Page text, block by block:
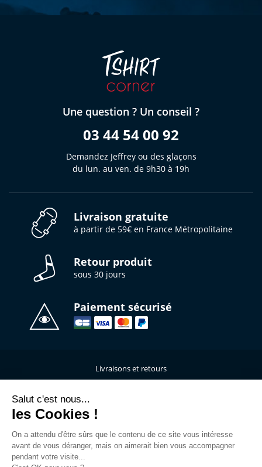
Une question ? Un conseil ?
03 44 54 00 92
Demandez Jeffrey ou des glaçons
du lun. au ven. de 9h30 à 19h
Livraison gratuite
à partir de 59€ en France Métropolitaine
Retour produit
sous 30 jours
Paiement sécurisé
Livraisons et retours
Qui sommes-nous ?
C.G.V
Salut c'est nous...
les Cookies !
On a attendu d'être sûrs que le contenu de ce site vous intéresse
avant de vous déranger, mais on aimerait bien vous accompagner
pendant votre visite...